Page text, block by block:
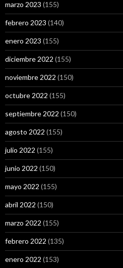
marzo 2023 (155)
febrero 2023 (140)
enero 2023 (155)
diciembre 2022 (155)
noviembre 2022 (150)
octubre 2022 (155)
septiembre 2022 (150)
agosto 2022 (155)
julio 2022 (155)
junio 2022 (150)
mayo 2022 (155)
abril 2022 (150)
marzo 2022 (155)
febrero 2022 (135)
enero 2022 (153)